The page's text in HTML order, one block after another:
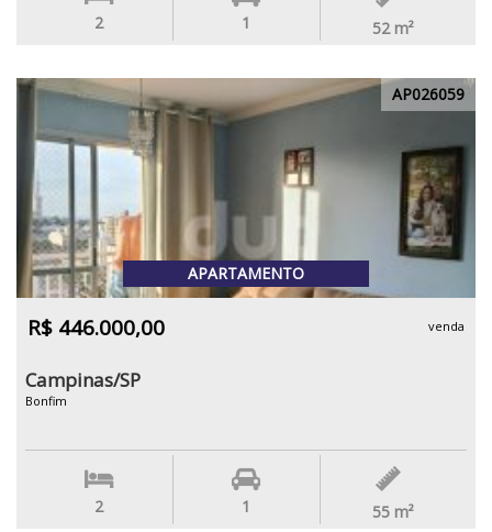
2 1 52 m²
AP026059
APARTAMENTO
R$ 446.000,00 venda
Campinas/SP
Bonfim
2 1 55 m²